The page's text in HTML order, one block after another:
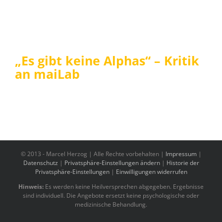
„Es gibt keine Alphas“ – Kritik
an maiLab
© 2013 - Marcel Herzog | Alle Rechte vorbehalten | Impressum |
Datenschutz | Privatsphäre-Einstellungen ändern| Historie der
Privatsphäre-Einstellungen| Einwilligungen widerrufen
Hinweis: Es werden keine Heilversprechen abgegeben. Ergebnisse
sind individuell. Die Angebote ersetzt keine psychologische oder
medizinische Behandlung.